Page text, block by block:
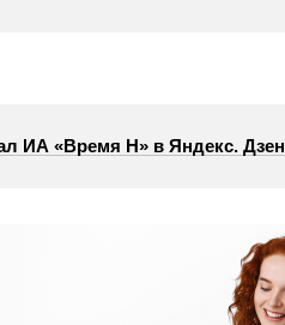
ИА «Время Н» в Яндекс. Дзен